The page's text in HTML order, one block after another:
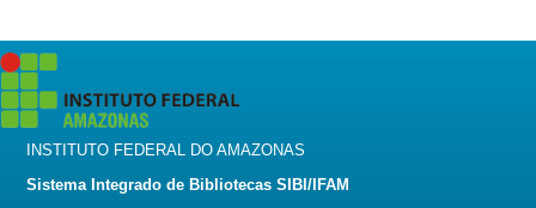
INSTITUTO FEDERAL DO AMAZONAS
Sistema Integrado de Bibliotecas SIBI/IFAM